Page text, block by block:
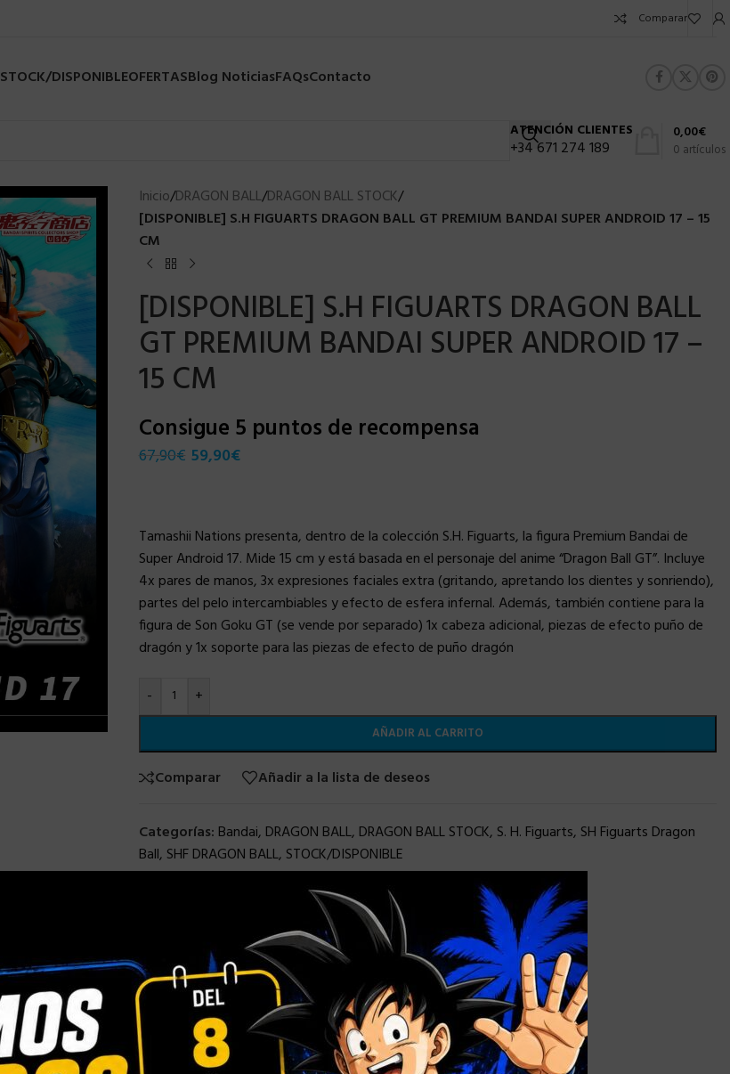
Comparar
STOCK/DISPONIBLEOFERTASBlog NoticiasFAQsContacto
ATENCIÓN CLIENTES
+34 671 274 189 0 artículos
0,00€
Inicio/DRAGON BALL/DRAGON BALL STOCK/
[DISPONIBLE] S.H FIGUARTS DRAGON BALL GT PREMIUM BANDAI SUPER ANDROID 17 – 15
CM
[DISPONIBLE] S.H FIGUARTS DRAGON BALL
GT PREMIUM BANDAI SUPER ANDROID 17 –
15 CM
Consigue 5 puntos de recompensa
67,90€ 59,90€
Tamashii Nations presenta, dentro de la colección S.H. Figuarts, la figura Premium Bandai de
Super Android 17. Mide 15 cm y está basada en el personaje del anime “Dragon Ball GT”. Incluye
4x pares de manos, 3x expresiones faciales extra (gritando, apretando los dientes y sonriendo),
partes del pelo intercambiables y efecto de esfera infernal. Además, también contiene para la
figura de Son Goku GT (se vende por separado) 1x cabeza adicional, piezas de efecto puño de
dragón y 1x soporte para las piezas de efecto de puño dragón
- +
AÑADIR AL CARRITO
Comparar Añadir a la lista de deseos
Categorías: Bandai, DRAGON BALL, DRAGON BALL STOCK, S. H. Figuarts, SH Figuarts Dragon
Ball, SHF DRAGON BALL, STOCK/DISPONIBLE